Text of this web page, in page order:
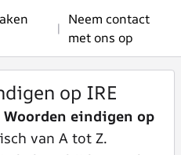
|
Neem contact
met ons op
op IRE
Woorden eindigen op
van A tot Z.